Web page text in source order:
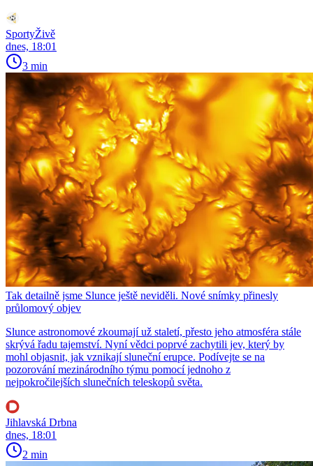
SportyŽivě
dnes, 18:01
3 min
Tak detailně jsme Slunce ještě neviděli. Nové snímky přinesly
průlomový objev
Slunce astronomové zkoumají už staletí, přesto jeho atmosféra stále
skrývá řadu tajemství. Nyní vědci poprvé zachytili jev, který by
mohl objasnit, jak vznikají sluneční erupce. Podívejte se na
pozorování mezinárodního týmu pomocí jednoho z
nejpokročilejších slunečních teleskopů světa.
Jihlavská Drbna
dnes, 18:01
2 min